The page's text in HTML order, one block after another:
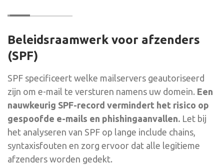
Beleidsraamwerk voor afzenders
(SPF)
SPF specificeert welke mailservers geautoriseerd
zijn om e-mail te versturen namens uw domein. Een
nauwkeurig SPF-record vermindert het risico op
gespoofde e-mails en phishingaanvallen. Let bij
het analyseren van SPF op lange include chains,
syntaxisfouten en zorg ervoor dat alle legitieme
afzenders worden gedekt.